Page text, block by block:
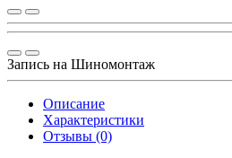
Запись на Шиномонтаж
Описание
Характеристики
Отзывы (0)